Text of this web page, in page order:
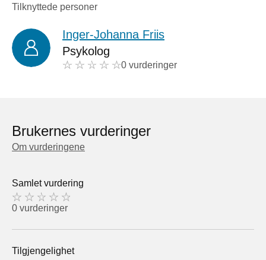
Tilknyttede personer
Inger-Johanna Friis
Psykolog
0 vurderinger
Brukernes vurderinger
Om vurderingene
Samlet vurdering
0 vurderinger
Tilgjengelighet